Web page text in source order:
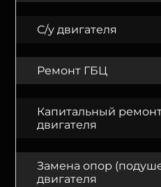
С/у двигателя
Ремонт ГБЦ
Капитальный
двигателя
Замена опор
двигателя